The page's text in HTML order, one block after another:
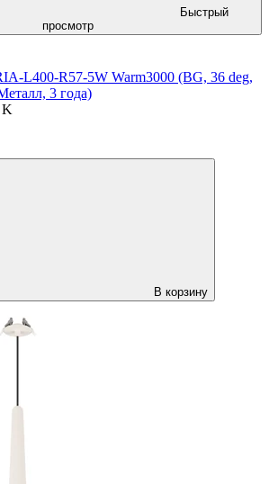
Быстрый
просмотр
L400-R57-5W Warm3000 (BG, 36 deg,
3 года)
K
В корзину